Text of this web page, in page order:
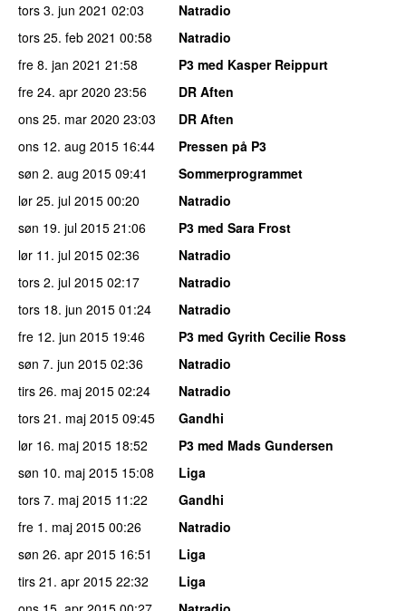
tors 3. jun 2021 02:03
Natradio
tors 25. feb 2021 00:58
Natradio
fre 8. jan 2021 21:58
P3 med Kasper Reippurt
fre 24. apr 2020 23:56
DR Aften
ons 25. mar 2020 23:03
DR Aften
ons 12. aug 2015 16:44
Pressen på P3
søn 2. aug 2015 09:41
Sommerprogrammet
lør 25. jul 2015 00:20
Natradio
søn 19. jul 2015 21:06
P3 med Sara Frost
lør 11. jul 2015 02:36
Natradio
tors 2. jul 2015 02:17
Natradio
tors 18. jun 2015 01:24
Natradio
fre 12. jun 2015 19:46
P3 med Gyrith Cecilie Ross
søn 7. jun 2015 02:36
Natradio
tirs 26. maj 2015 02:24
Natradio
tors 21. maj 2015 09:45
Gandhi
lør 16. maj 2015 18:52
P3 med Mads Gundersen
søn 10. maj 2015 15:08
Liga
tors 7. maj 2015 11:22
Gandhi
fre 1. maj 2015 00:26
Natradio
søn 26. apr 2015 16:51
Liga
tirs 21. apr 2015 22:32
Liga